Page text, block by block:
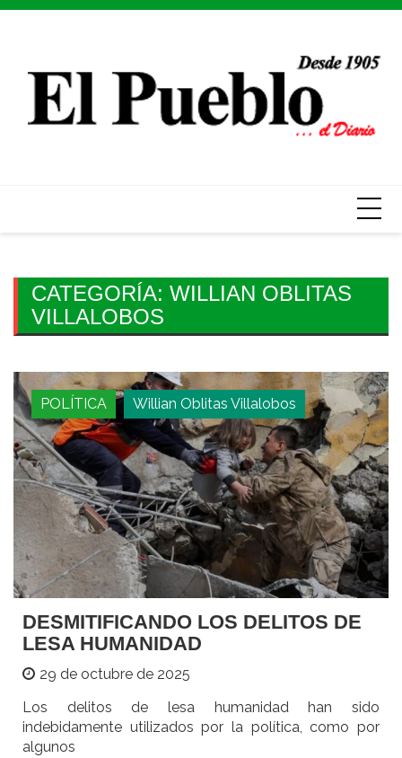
Skip
CATEGORÍA: WILLIAN OBLITAS
VILLALOBOS
POLÍTICA Willian Oblitas Villalobos
DESMITIFICANDO LOS DELITOS DE
LESA HUMANIDAD
29 de octubre de 2025
Los delitos de lesa humanidad han sido
indebidamente utilizados por la política, como por
algunos